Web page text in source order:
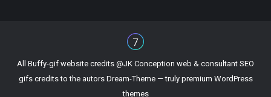
All Buffy-gif website credits @JK Conception web & consultant SEO
gifs credits to the autors Dream-Theme — truly premium WordPress
themes